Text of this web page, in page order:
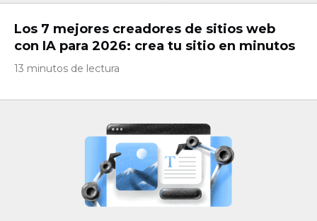
Los 7 mejores creadores de sitios web
con IA para 2026: crea tu sitio en minutos
13 minutos de lectura